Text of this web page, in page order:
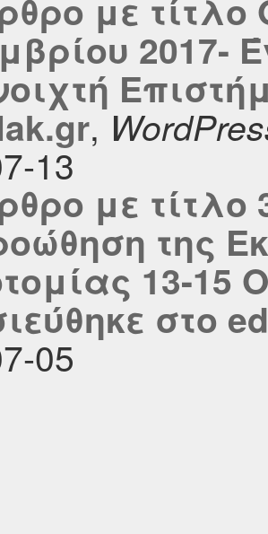
με τίτλο
2017-
,
13
με τίτλο
της
13-15
στο
05